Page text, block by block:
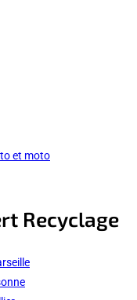
et moto
Recyclage